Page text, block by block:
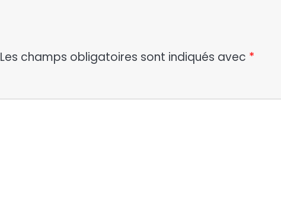
Les champs obligatoires sont indiqués avec *